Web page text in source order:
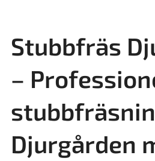
Stubbfräs
–
Djurgården